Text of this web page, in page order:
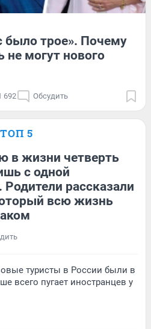
было трое». Почему
не могут нового
692 Обсудить
ТОП 5
в жизни четверть
с одной
Родители рассказали
всю жизнь
туристы в России были в
всего пугает иностранцев у